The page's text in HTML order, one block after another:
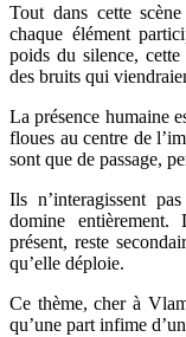
Tout dans cette
chaque élément
poids du silence,
des bruits qui
La présence humaine
floues au centre de
sont que de passage,
Ils n’interagissent
domine
présent, reste
qu’elle déploie.
Ce thème, cher à
qu’une part infime